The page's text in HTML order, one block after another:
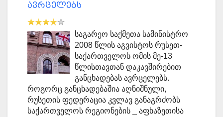
ავრცელებს
საგარეო საქმეთა სამინისტრო
2008 წლის აგვისტოს რუსეთ-
საქართველოს ომის მე-13
წლისთავთან დაკავშირებით
განცხადებას ავრცელებს.
როგორც განცხადებაშია აღნიშნული,
რუსეთის ფედერაცია კვლავ განაგრძობს
საქართველოს რეგიონების _ აფხაზეთისა